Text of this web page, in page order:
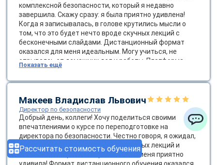
Рассчитать стоимость обучения
комплексной безопасности, который я недавно
завершила. Скажу сразу: я была приятно удивлена!
Когда я записывалась, в голове крутились мысли о
том, что это будет нечто вроде скучных лекций с
бесконечными слайдами. Дистанционный формат
оказался для меня идеальным. Могу учиться, не
отрываясь от домашних дел и работы. Платформа
была очень удобной, а доступ к материалам — легким,
что немаловажно. Темы курса были разнообразными:
управления рисками. Я узнала о современных методах
оценки угроз и о том, как важно создавать культуру
безопасности в компании. Это не просто слова — это
жизненно важно для успешной работы! Диплом
пришел весьма оперативно.
Показать ещё
Макеев Владислав Львович
Директор по безопасности
Добрый день, коллеги! Хочу поделиться своими
впечатлениями о курсе по переподготовке на
директора по безопасности. Честно говоря, я ожидал,
что это будет очередной набор скучных лекций и
бесконечных правил, но реальность меня приятно
удивила! Формат дистанционного обучения оказался
ChatApp